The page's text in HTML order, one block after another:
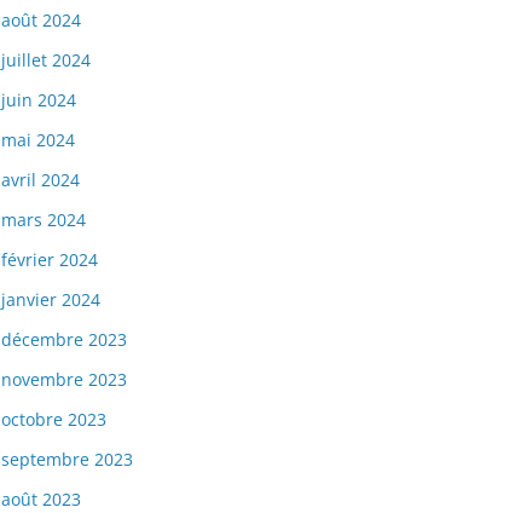
août 2024
juillet 2024
juin 2024
mai 2024
avril 2024
mars 2024
février 2024
janvier 2024
décembre 2023
novembre 2023
octobre 2023
septembre 2023
août 2023